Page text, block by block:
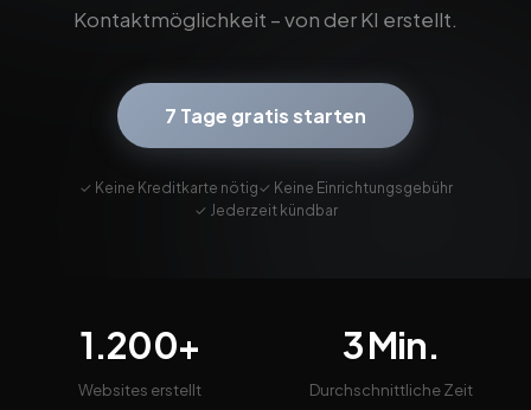
Kontaktmöglichkeit – von der KI erstellt.
7 Tage gratis starten
✓ Keine Kreditkarte nötig✓ Keine Einrichtungsgebühr
✓ Jederzeit kündbar
1.200+
Websites erstellt
3 Min.
Durchschnittliche Zeit